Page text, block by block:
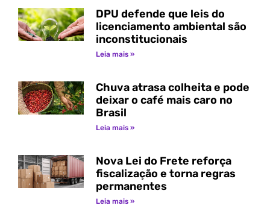
DPU defende que leis do
licenciamento ambiental são
inconstitucionais
Leia mais »
Chuva atrasa colheita e pode
deixar o café mais caro no
Brasil
Leia mais »
Nova Lei do Frete reforça
fiscalização e torna regras
permanentes
Leia mais »